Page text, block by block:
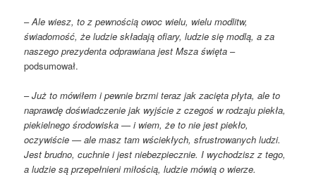
–Ale wiesz, to z pewnością owoc wielu, wielu modlitw,
świadomość, że ludzie składają ofiary, ludzie się modlą, a za
naszego prezydenta odprawiana jest Msza święta –
podsumował.
–Już to mówiłem i pewnie brzmi teraz jak zacięta płyta, ale to
naprawdę doświadczenie jak wyjście z czegoś w rodzaju piekła,
piekielnego środowiska — i wiem, że to nie jest piekło,
oczywiście — ale masz tam wściekłych, sfrustrowanych ludzi.
Jest brudno, cuchnie i jest niebezpiecznie. I wychodzisz z tego,
a ludzie są przepełnieni miłością, ludzie mówią o wierze.